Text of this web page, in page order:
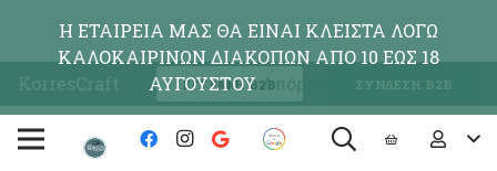
KorresCraft ΕΓΓΡΑΦΗ Β2Β ΣΥΝΔΕΣΗ Β2Β
Η ΕΤΑΙΡΕΙΑ ΜΑΣ ΘΑ ΕΙΝΑΙ ΚΛΕΙΣΤΑ ΛΟΓΩ
ΚΑΛΟΚΑΙΡΙΝΩΝ ΔΙΑΚΟΠΩΝ ΑΠΟ 10 ΕΩΣ 18
ΑΥΓΟΥΣΤΟΥΑπόρριψη